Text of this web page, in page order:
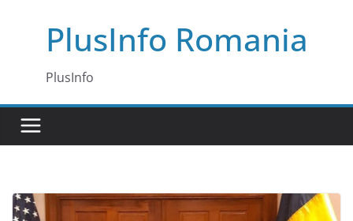
PlusInfo Romania
PlusInfo